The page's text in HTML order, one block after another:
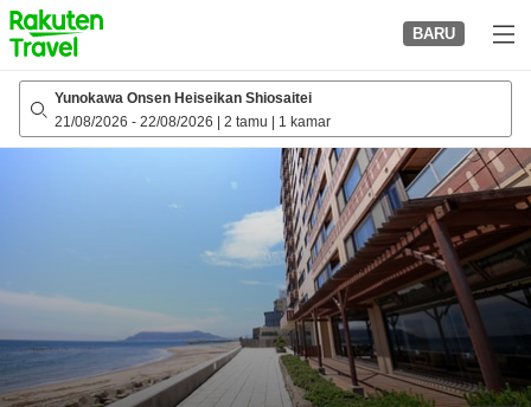
to
top
page
BARU
Yunokawa Onsen Heiseikan Shiosaitei
21/08/2026 - 22/08/2026 2 tamu 1 kamar